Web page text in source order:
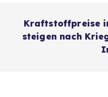
Kraftstoffpreise
steigen nach